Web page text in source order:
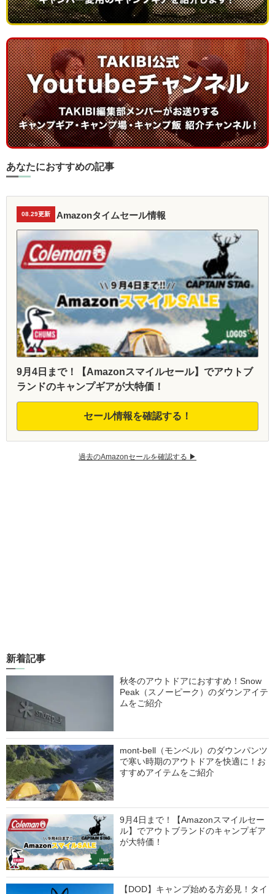
あなたにおすすめの記事
08.29更新 Amazonタイムセール情報
9月4日まで！【Amazonスマイルセール】でアウトブ
ランドのキャンプギアが大特価！
セール情報を確認する！
過去のAmazonセールを確認する ▶︎
新着記事
秋冬のアウトドアにおすすめ！Snow
Peak（スノーピーク）のダウンアイテ
ムをご紹介
mont-bell（モンベル）のダウンパンツ
で寒い時期のアウトドアを快適に！お
すすめアイテムをご紹介
9月4日まで！【Amazonスマイルセー
ル】でアウトブランドのキャンプギア
が大特価！
【DOD】キャンプ始める方必見！タイ